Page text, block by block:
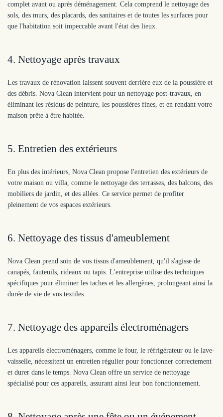
complet avant ou après déménagement. Cela comprend le nettoyage des
sols, des murs, des placards, des sanitaires et de toutes les surfaces pour
que l'habitation soit impeccable avant l'état des lieux.
4. Nettoyage après travaux
Les travaux de rénovation laissent souvent derrière eux de la poussière et
des débris. Nova Clean intervient pour un nettoyage post-travaux, en
éliminant les résidus de peinture, les poussières fines, et en rendant votre
maison prête à être habitée.
5. Entretien des extérieurs
En plus des intérieurs, Nova Clean propose l'entretien des extérieurs de
votre maison ou villa, comme le nettoyage des terrasses, des balcons, des
mobiliers de jardin, et des allées. Ce service permet de profiter
pleinement de vos espaces extérieurs.
6. Nettoyage des tissus d'ameublement
Nova Clean prend soin de vos tissus d'ameublement, qu'il s'agisse de
canapés, fauteuils, rideaux ou tapis. L'entreprise utilise des techniques
spécifiques pour éliminer les taches et les allergènes, prolongeant ainsi la
durée de vie de vos textiles.
7. Nettoyage des appareils électroménagers
Les appareils électroménagers, comme le four, le réfrigérateur ou le lave-
vaisselle, nécessitent un entretien régulier pour fonctionner correctement
et durer dans le temps. Nova Clean offre un service de nettoyage
spécialisé pour ces appareils, assurant ainsi leur bon fonctionnement.